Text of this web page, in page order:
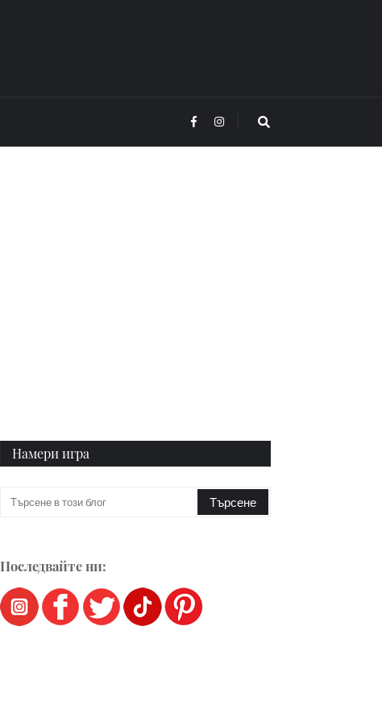
Намери игра
Последвайте ни: